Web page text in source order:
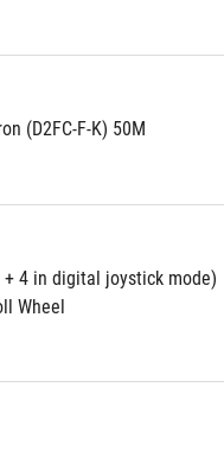
(D2FC-F-K) 50M
+ 4 in digital joystick mode)
Wheel